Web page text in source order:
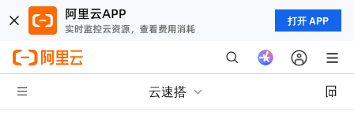
打开 APP
云速搭